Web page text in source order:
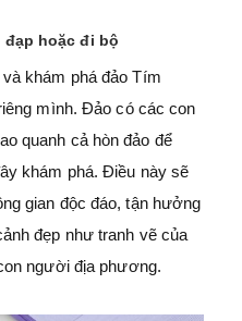
đạp hoặc đi bộ
khám phá đảo Tím
mình. Đảo có các con
quanh cả hòn đảo để
khám phá. Điều này sẽ
gian độc đáo, tận hưởng
đẹp như tranh vẽ của
người địa phương.